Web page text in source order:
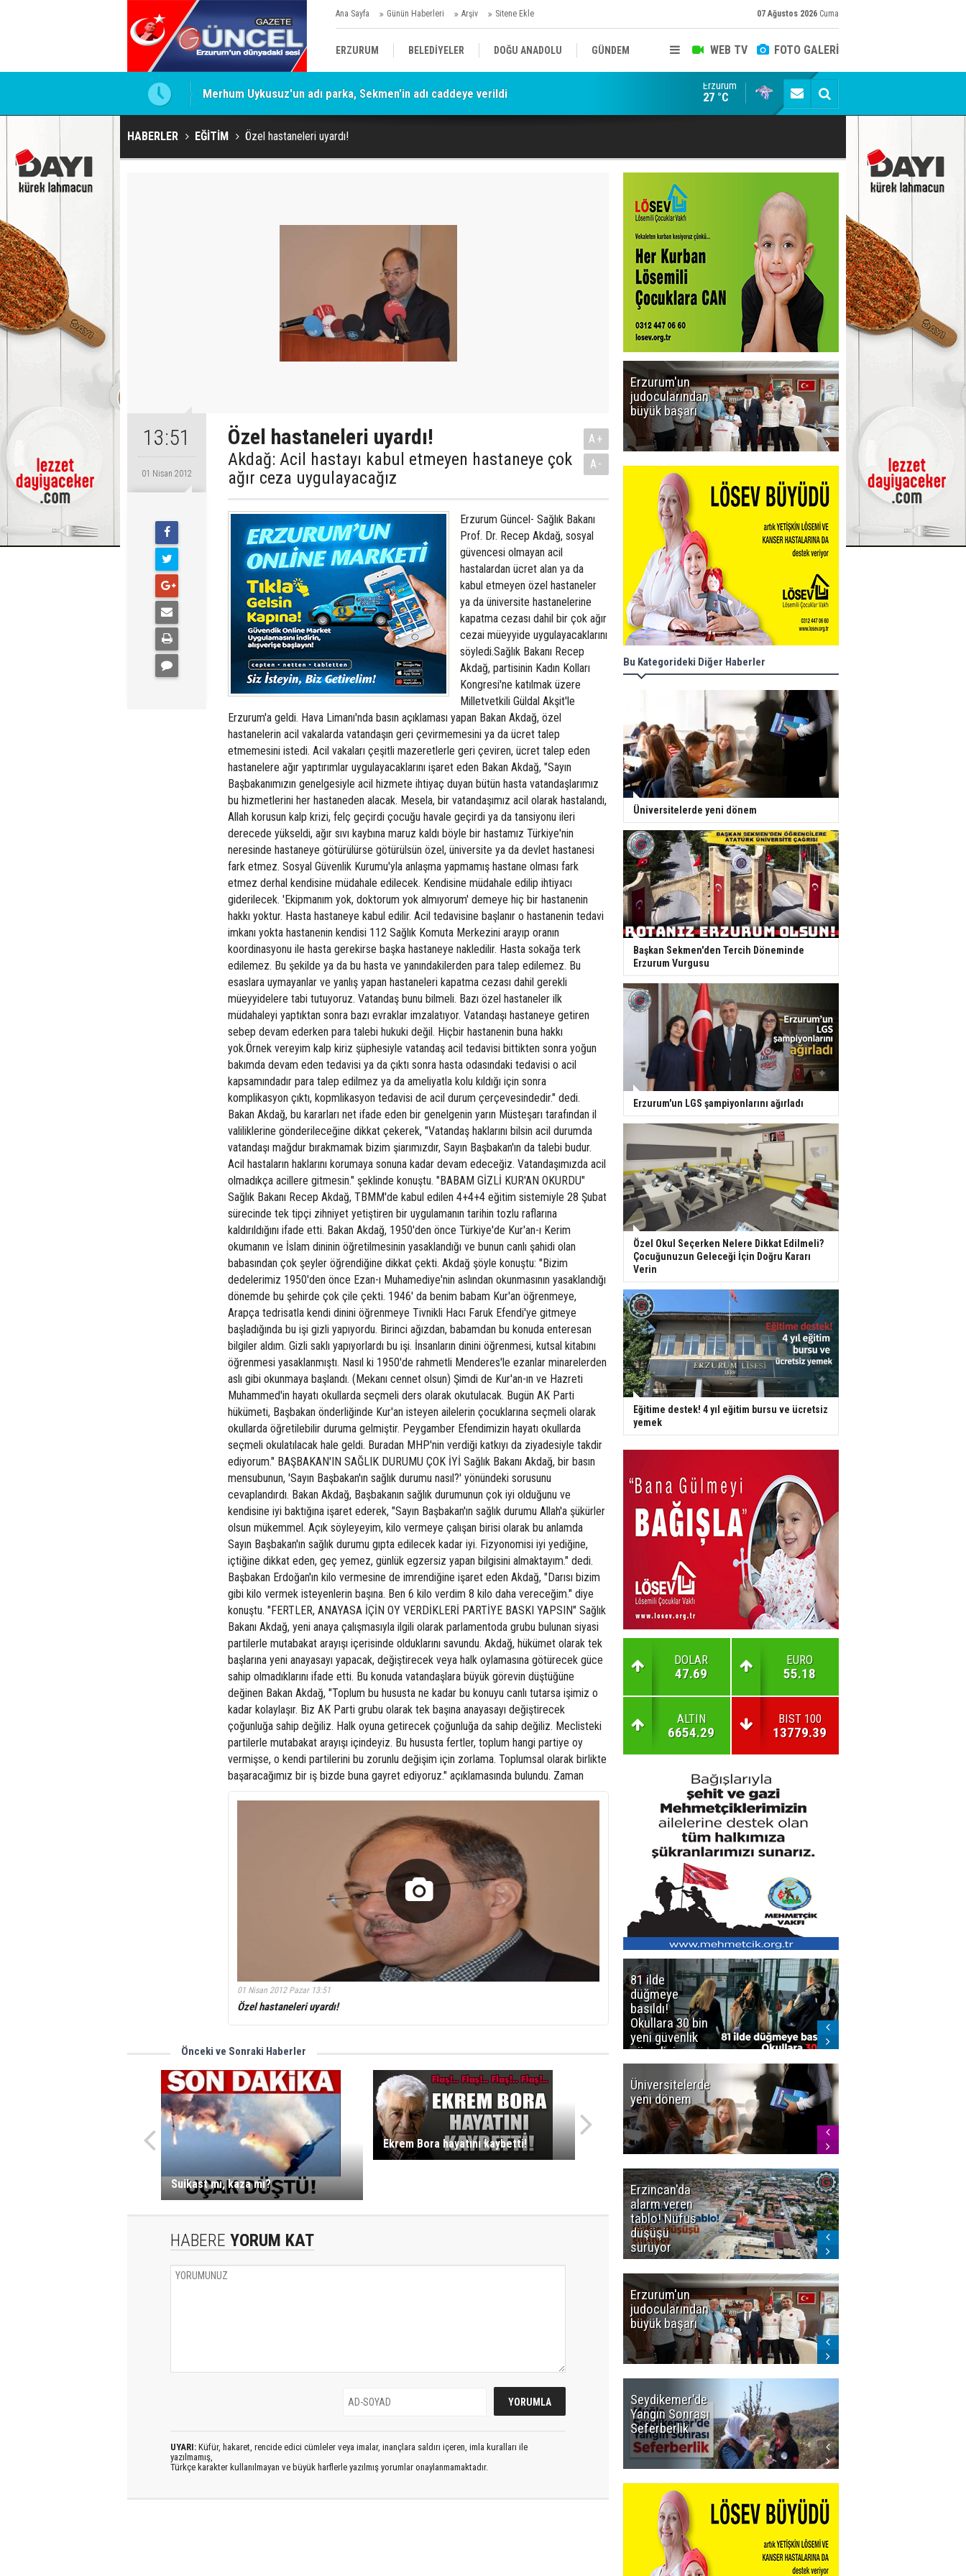
Ana Sayfa Günün Haberleri Arşiv Sitene Ekle 07 Ağustos 2026 Cuma
WEB TV FOTO GALERİ
ERZURUM BELEDİYELER DOĞU ANADOLU GÜNDEM
SİYASET AFAD/ SAVAŞ SPOR
Merhum Uykusuz'un adı parka, Sekmen'in adı caddeye verildi Konuşanlar'a katıldı, söyledikleri başına iş açtı!
Erzurum
27 °C
HABERLER EĞİTİM Özel hastaneleri uyardı!
13:51
01 Nisan 2012
Özel hastaneleri uyardı!
Akdağ: Acil hastayı kabul etmeyen hastaneye çok
ağır ceza uygulayacağız
A+
A-
Erzurum Güncel- Sağlık Bakanı
Prof. Dr. Recep Akdağ, sosyal
güvencesi olmayan acil
hastalardan ücret alan ya da
kabul etmeyen özel hastaneler
ya da üniversite hastanelerine
kapatma cezası dahil bir çok ağır
cezai müeyyide uygulayacaklarını
söyledi.Sağlık Bakanı Recep
Akdağ, partisinin Kadın Kolları
Kongresi'ne katılmak üzere
Milletvetkili Güldal Akşit'le
Erzurum'a geldi. Hava Limanı'nda basın açıklaması yapan Bakan Akdağ, özel
hastanelerin acil vakalarda vatandaşın geri çevirmemesini ya da ücret talep
etmemesini istedi. Acil vakaları çeşitli mazeretlerle geri çeviren, ücret talep eden
hastanelere ağır yaptırımlar uygulayacaklarını işaret eden Bakan Akdağ, "Sayın
Başbakanımızın genelgesiyle acil hizmete ihtiyaç duyan bütün hasta vatandaşlarımız
bu hizmetlerini her hastaneden alacak. Mesela, bir vatandaşımız acil olarak hastalandı,
Allah korusun kalp krizi, felç geçirdi çocuğu havale geçirdi ya da tansiyonu ileri
derecede yükseldi, ağır sıvı kaybına maruz kaldı böyle bir hastamız Türkiye'nin
neresinde hastaneye götürülürse götürülsün özel, üniversite ya da devlet hastanesi
fark etmez. Sosyal Güvenlik Kurumu'yla anlaşma yapmamış hastane olması fark
etmez derhal kendisine müdahale edilecek. Kendisine müdahale edilip ihtiyacı
giderilecek. 'Ekipmanım yok, doktorum yok almıyorum' demeye hiç bir hastanenin
hakkı yoktur. Hasta hastaneye kabul edilir. Acil tedavisine başlanır o hastanenin tedavi
imkanı yokta hastanenin kendisi 112 Sağlık Komuta Merkezini arayıp oranın
koordinasyonu ile hasta gerekirse başka hastaneye nakledilir. Hasta sokağa terk
edilemez. Bu şekilde ya da bu hasta ve yanındakilerden para talep edilemez. Bu
esaslara uymayanlar ve yanlış yapan hastaneleri kapatma cezası dahil gerekli
müeyyidelere tabi tutuyoruz. Vatandaş bunu bilmeli. Bazı özel hastaneler ilk
müdahaleyi yaptıktan sonra bazı evraklar imzalatıyor. Vatandaşı hastaneye getiren
sebep devam ederken para talebi hukuki değil. Hiçbir hastanenin buna hakkı
yok.Örnek vereyim kalp kiriz şüphesiyle vatandaş acil tedavisi bittikten sonra yoğun
bakımda devam eden tedavisi ya da çıktı sonra hasta odasındaki tedavisi o acil
kapsamındadır para talep edilmez ya da ameliyatla kolu kıldığı için sonra
komplikasyon çıktı, kopmlikasyon tedavisi de acil durum çerçevesindedir." dedi.
Bakan Akdağ, bu kararları net ifade eden bir genelgenin yarın Müsteşarı tarafından il
valiliklerine gönderileceğine dikkat çekerek, "Vatandaş haklarını bilsin acil durumda
vatandaşı mağdur bırakmamak bizim şiarımızdır, Sayın Başbakan'ın da talebi budur.
Acil hastaların haklarını korumaya sonuna kadar devam edeceğiz. Vatandaşımızda acil
olmadıkça acillere gitmesin." şeklinde konuştu. "BABAM GİZLİ KUR'AN OKURDU"
Sağlık Bakanı Recep Akdağ, TBMM'de kabul edilen 4+4+4 eğitim sistemiyle 28 Şubat
sürecinde tek tipçi zihniyet yetiştiren bir uygulamanın tarihin tozlu raflarına
kaldırıldığını ifade etti. Bakan Akdağ, 1950'den önce Türkiye'de Kur'an-ı Kerim
okumanın ve İslam dininin öğretilmesinin yasaklandığı ve bunun canlı şahidi olan
babasından çok şeyler öğrendiğine dikkat çekti. Akdağ şöyle konuştu: "Bizim
dedelerimiz 1950'den önce Ezan-ı Muhamediye'nin aslından okunmasının yasaklandığı
dönemde bu şehirde çok çile çekti. 1946' da benim babam Kur'an öğrenmeye,
Arapça tedrisatla kendi dinini öğrenmeye Tivnikli Hacı Faruk Efendi'ye gitmeye
başladığında bu işi gizli yapıyordu. Birinci ağızdan, babamdan bu konuda enteresan
bilgiler aldım. Gizli saklı yapıyorlardı bu işi. İnsanların dinini öğrenmesi, kutsal kitabını
öğrenmesi yasaklanmıştı. Nasıl ki 1950'de rahmetli Menderes'le ezanlar minarelerden
aslı gibi okunmaya başlandı. (Mekanı cennet olsun) Şimdi de Kur'an-ın ve Hazreti
Muhammed'in hayatı okullarda seçmeli ders olarak okutulacak. Bugün AK Parti
hükümeti, Başbakan önderliğinde Kur'an isteyen ailelerin çocuklarına seçmeli olarak
okullarda öğretilebilir duruma gelmiştir. Peygamber Efendimizin hayatı okullarda
seçmeli okulatılacak hale geldi. Buradan MHP'nin verdiği katkıyı da ziyadesiyle takdir
ediyorum." BAŞBAKAN'IN SAĞLIK DURUMU ÇOK İYİ Sağlık Bakanı Akdağ, bir basın
mensubunun, 'Sayın Başbakan'ın sağlık durumu nasıl?' yönündeki sorusunu
cevaplandırdı. Bakan Akdağ, Başbakanın sağlık durumunun çok iyi olduğunu ve
kendisine iyi baktığına işaret ederek, "Sayın Başbakan'ın sağlık durumu Allah'a şükürler
olsun mükemmel. Açık söyleyeyim, kilo vermeye çalışan birisi olarak bu anlamda
Sayın Başbakan'ın sağlık durumu gıpta edilecek kadar iyi. Fizyonomisi iyi yediğine,
içtiğine dikkat eden, geç yemez, günlük egzersiz yapan bilgisini almaktayım." dedi.
Başbakan Erdoğan'ın kilo vermesine de imrendiğine işaret eden Akdağ, "Darısı bizim
gibi kilo vermek isteyenlerin başına. Ben 6 kilo verdim 8 kilo daha vereceğim." diye
konuştu. "FERTLER, ANAYASA İÇİN OY VERDİKLERİ PARTİYE BASKI YAPSIN" Sağlık
Bakanı Akdağ, yeni anaya çalışmasıyla ilgili olarak parlamentoda grubu bulunan siyasi
partilerle mutabakat arayışı içerisinde olduklarını savundu. Akdağ, hükümet olarak tek
başlarına yeni anayasayı yapacak, değiştirecek veya halk oylamasına götürecek güce
sahip olmadıklarını ifade etti. Bu konuda vatandaşlara büyük görevin düştüğüne
değinen Bakan Akdağ, "Toplum bu hususta ne kadar bu konuyu canlı tutarsa işimiz o
kadar kolaylaşır. Biz AK Parti grubu olarak tek başına anayasayı değiştirecek
çoğunluğa sahip değiliz. Halk oyuna getirecek çoğunluğa da sahip değiliz. Meclisteki
partilerle mutabakat arayışı içindeyiz. Bu hususta fertler, toplum hangi partiye oy
vermişse, o kendi partilerini bu zorunlu değişim için zorlama. Toplumsal olarak birlikte
başaracağımız bir iş bizde buna gayret ediyoruz." açıklamasında bulundu. Zaman
01 Nisan 2012 Pazar 13:51
Özel hastaneleri uyardı!
Önceki ve Sonraki Haberler
Suikast mı, kaza mı?
Ekrem Bora hayatını kaybetti!
HABERE YORUM KAT
UYARI: Küfür, hakaret, rencide edici cümleler veya imalar, inançlara saldırı içeren, imla kuralları ile
yazılmamış,
Türkçe karakter kullanılmayan ve büyük harflerle yazılmış yorumlar onaylanmamaktadır.
Erzurum'un
judocularından
büyük başarı
Bu Kategorideki Diğer Haberler
Üniversitelerde yeni dönem
Başkan Sekmen'den Tercih Döneminde
Erzurum Vurgusu
Erzurum'un LGS şampiyonlarını ağırladı
Özel Okul Seçerken Nelere Dikkat Edilmeli?
Çocuğunuzun Geleceği İçin Doğru Kararı
Verin
Eğitime destek! 4 yıl eğitim bursu ve ücretsiz
yemek
DOLAR
47.69
EURO
55.18
ALTIN
6654.29
BIST 100
13779.39
81 ilde
düğmeye
basıldı!
Okullara 30 bin
yeni güvenlik
görevlisi
Üniversitelerde
yeni dönem
Erzincan'da
alarm veren
tablo! Nüfus
düşüşü
sürüyor
Erzurum'un
judocularından
büyük başarı
Seydikemer'de
Yangın Sonrası
Seferberlik